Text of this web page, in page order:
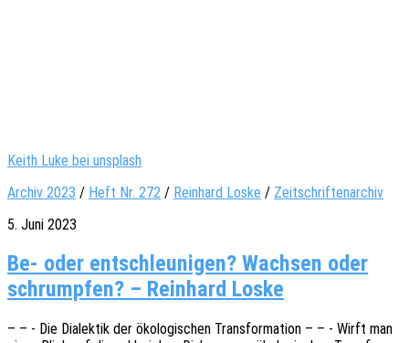
Keith Luke bei unsplash
Archiv 2023 / Heft Nr. 272 / Reinhard Loske / Zeitschriftenarchiv
5. Juni 2023
Be- oder entschleunigen? Wachsen oder
schrumpfen? – Reinhard Loske
– – - Die Dialek­tik der ökolo­gi­schen Trans­for­ma­ti­on – – - Wirft man